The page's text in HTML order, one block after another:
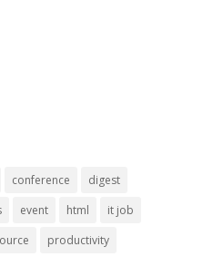
conference
digest
event html
it job
productivity